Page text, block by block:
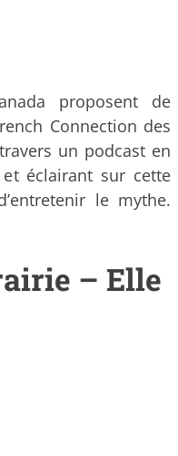
proposent de
Connection des
un podcast en
éclairant sur cette
le mythe.
– Elle